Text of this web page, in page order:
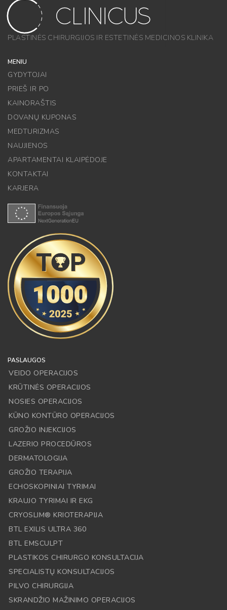
PLASTINĖS CHIRURGIJOS IR ESTETINĖS MEDICINOS KLINIKA
MENIU
GYDYTOJAI
PRIEŠ IR PO
KAINORAŠTIS
DOVANŲ KUPONAS
MEDTURIZMAS
NAUJIENOS
APARTAMENTAI KLAIPĖDOJE
KONTAKTAI
KARJERA
PASLAUGOS
VEIDO OPERACIJOS
KRŪTINĖS OPERACIJOS
NOSIES OPERACIJOS
KŪNO KONTŪRO OPERACIJOS
GROŽIO INJEKCIJOS
LAZERIO PROCEDŪROS
DERMATOLOGIJA
GROŽIO TERAPIJA
ECHOSKOPINIAI TYRIMAI
KRAUJO TYRIMAI IR EKG
CRYOSLIM® KRIOTERAPIJA
BTL EXILIS ULTRA 360
BTL EMSCULPT
PLASTIKOS CHIRURGO KONSULTACIJA
SPECIALISTŲ KONSULTACIJOS
PILVO CHIRURGIJA
SKRANDŽIO MAŽINIMO OPERACIJOS